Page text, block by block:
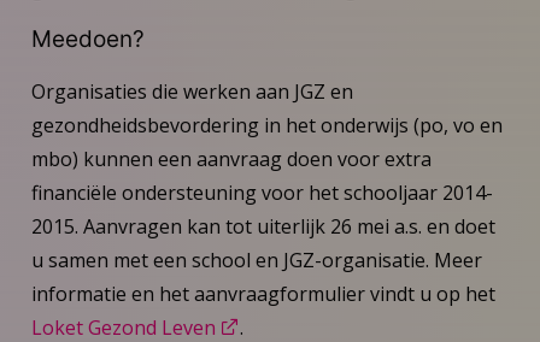
Meedoen?
Organisaties die werken aan JGZ en
gezondheidsbevordering in het onderwijs (po, vo en
mbo) kunnen een aanvraag doen voor extra
financiële ondersteuning voor het schooljaar 2014-
2015. Aanvragen kan tot uiterlijk 26 mei a.s. en doet
u samen met een school en JGZ-organisatie. Meer
informatie en het aanvraagformulier vindt u op het
Loket Gezond Leven
.